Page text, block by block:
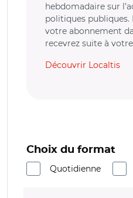
hebdomadaire sur
politiques
votre abonnement
recevrez suite à
Découvrir Localtis
Choix du format
Quotidienne